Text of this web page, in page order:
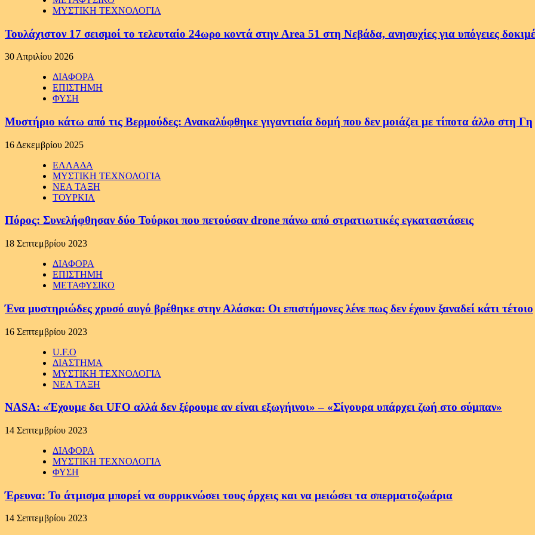
ΜΥΣΤΙΚΗ ΤΕΧΝΟΛΟΓΙΑ
Τουλάχιστον 17 σεισμοί το τελευταίο 24ωρο κοντά στην Area 51 στη Νεβάδα, ανησυχίες για υπόγειες
30 Απριλίου 2026
ΔΙΑΦΟΡΑ
ΕΠΙΣΤΗΜΗ
ΦΥΣΗ
Μυστήριο κάτω από τις Βερμούδες: Ανακαλύφθηκε γιγαντιαία δομή που δεν μοιάζει με τίποτα άλλο στη Γη
16 Δεκεμβρίου 2025
ΕΛΛΑΔΑ
ΜΥΣΤΙΚΗ ΤΕΧΝΟΛΟΓΙΑ
ΝΕΑ ΤΑΞΗ
ΤΟΥΡΚΙΑ
Πόρος: Συνελήφθησαν δύο Τούρκοι που πετούσαν drone πάνω από στρατιωτικές εγκαταστάσεις
18 Σεπτεμβρίου 2023
ΔΙΑΦΟΡΑ
ΕΠΙΣΤΗΜΗ
ΜΕΤΑΦΥΣΙΚΟ
Ένα μυστηριώδες χρυσό αυγό βρέθηκε στην Αλάσκα: Οι επιστήμονες λένε πως δεν έχουν ξαναδεί κάτι τέτοιο
16 Σεπτεμβρίου 2023
U.F.O
ΔΙΑΣΤΗΜΑ
ΜΥΣΤΙΚΗ ΤΕΧΝΟΛΟΓΙΑ
ΝΕΑ ΤΑΞΗ
NASA: «Έχουμε δει UFO αλλά δεν ξέρουμε αν είναι εξωγήινοι» – «Σίγουρα υπάρχει ζωή στο σύμπαν»
14 Σεπτεμβρίου 2023
ΔΙΑΦΟΡΑ
ΜΥΣΤΙΚΗ ΤΕΧΝΟΛΟΓΙΑ
ΦΥΣΗ
Έρευνα: Το άτμισμα μπορεί να συρρικνώσει τους όρχεις και να μειώσει τα σπερματοζωάρια
14 Σεπτεμβρίου 2023